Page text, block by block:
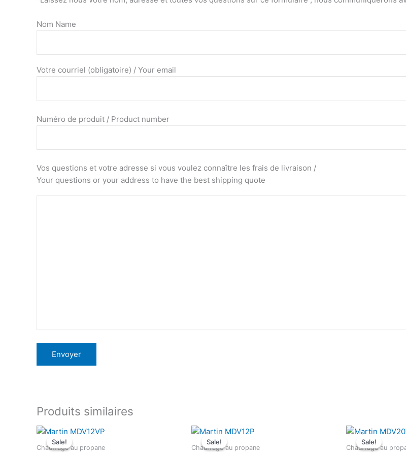
Nom Name
Votre courriel (obligatoire) / Your email
Numéro de produit / Product number
Vos questions et votre adresse si vous voulez connaître les frais de livraison /
Your questions or your address to have the best shipping quote
Produits similaires
Sale!
Sale!
Chauffage au propane
Sale!
Sale!
Chauffage au propane
Sale!
Sale!
Chauffage au